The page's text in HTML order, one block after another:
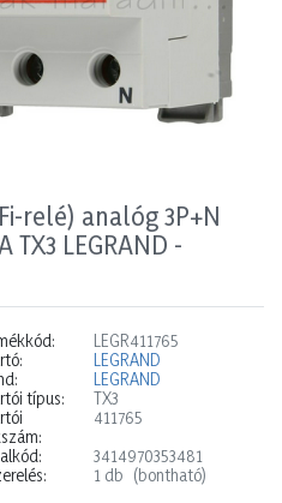
relé) analóg 3P+N
TX3 LEGRAND -
LEGR411765
LEGRAND
LEGRAND
típus:
TX3
411765
3414970353481
1 db (bontható)